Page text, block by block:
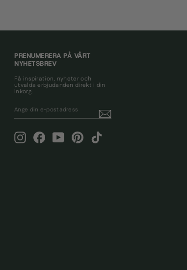
PRENUMERERA PÅ VÅRT
NYHETSBREV
Få inspiration, nyheter och
utvalda erbjudanden direkt i din
inkorg.
DIN
E-
InstagramFacebookYouTubePinterest